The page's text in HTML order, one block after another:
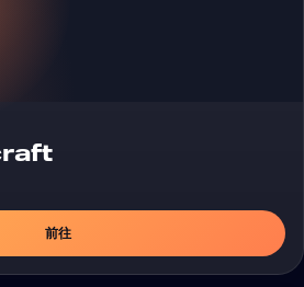
外挂
前往